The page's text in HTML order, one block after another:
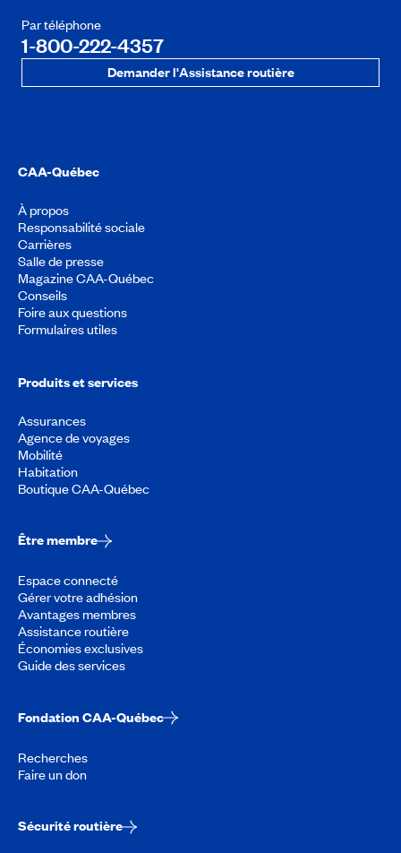
Par téléphone
1-800-222-4357
Demander l'Assistance routière
CAA-Québec
À propos
Responsabilité sociale
Carrières
Salle de presse
Magazine CAA-Québec
Conseils
Foire aux questions
Formulaires utiles
Produits et services
Assurances
Agence de voyages
Mobilité
Habitation
Boutique CAA-Québec
Être membre
Espace connecté
Gérer votre adhésion
Avantages membres
Assistance routière
Économies exclusives
Guide des services
Fondation CAA-Québec
Recherches
Faire un don
Sécurité routière